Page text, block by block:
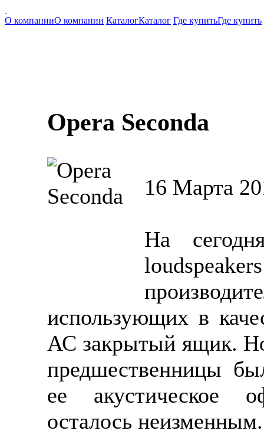
О компанииО компании КаталогКаталог Где купитьГде купить
Opera Seconda
16 Марта
На
использующих в
АС закрытый ящик.
предшественницы
ее акустическое
осталось неизменным.